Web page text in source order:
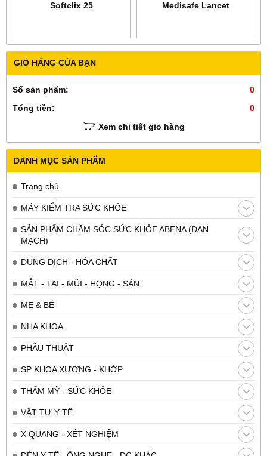
GIỎ HÀNG CỦA BẠN
Số sản phẩm:
0
Tổng tiền:
0
Xem chi tiết giỏ hàng
DANH MỤC SẢN PHẨM
Trang chủ
MÁY KIỂM TRA SỨC KHỎE
SẢN PHẨM CHĂM SÓC SỨC KHỎE ABENA (ĐAN
MẠCH)
DUNG DỊCH - HÓA CHẤT
MẮT - TAI - MŨI - HỌNG - SẢN
MẸ & BÉ
NHA KHOA
PHẪU THUẬT
SP KHOA XƯƠNG - KHỚP
THẨM MỸ - SỨC KHỎE
VẬT TƯ Y TẾ
X QUANG - XÉT NGHIỆM
Softclix 25
Medisafe Lancet